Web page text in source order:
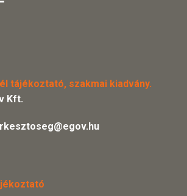
tájékoztató, szakmai kiadvány.
Kft.